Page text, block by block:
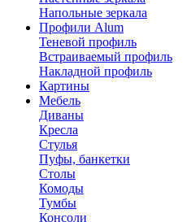
Напольные зеркала
Профили Alum
Теневой профиль
Встраиваемый профиль
Накладной профиль
Картины
Мебель
Диваны
Кресла
Стулья
Пуфы, банкетки
Столы
Комоды
Тумбы
Консоли